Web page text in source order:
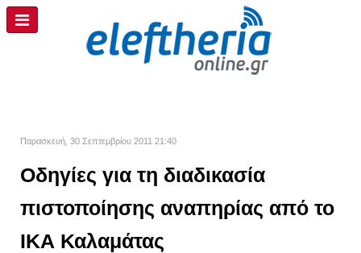
Παρασκευή, 30 Σεπτεμβρίου 2011 21:40
Οδηγίες για τη διαδικασία
πιστοποίησης αναπηρίας από το
ΙΚΑ Καλαμάτας